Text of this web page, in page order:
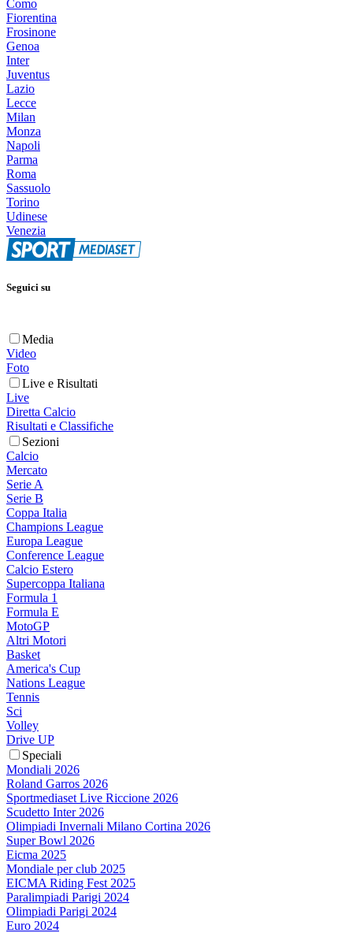
Como
Fiorentina
Frosinone
Genoa
Inter
Juventus
Lazio
Lecce
Milan
Monza
Napoli
Parma
Roma
Sassuolo
Torino
Udinese
Venezia
Seguici su
Media
Video
Foto
Live e Risultati
Live
Diretta Calcio
Risultati e Classifiche
Sezioni
Calcio
Mercato
Serie A
Serie B
Coppa Italia
Champions League
Europa League
Conference League
Calcio Estero
Supercoppa Italiana
Formula 1
Formula E
MotoGP
Altri Motori
Basket
America's Cup
Nations League
Tennis
Sci
Volley
Drive UP
Speciali
Mondiali 2026
Roland Garros 2026
Sportmediaset Live Riccione 2026
Scudetto Inter 2026
Olimpiadi Invernali Milano Cortina 2026
Super Bowl 2026
Eicma 2025
Mondiale per club 2025
EICMA Riding Fest 2025
Paralimpiadi Parigi 2024
Olimpiadi Parigi 2024
Euro 2024